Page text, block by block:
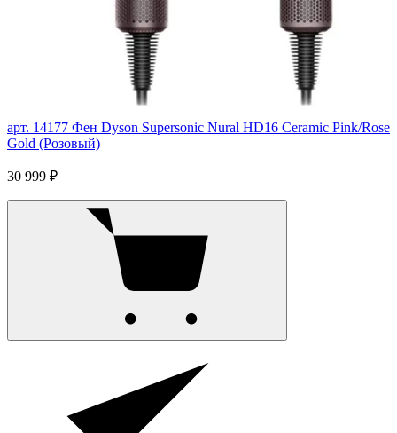
арт. 14177 Фен Dyson Supersonic Nural HD16 Ceramic Pink/Rose
Gold (Розовый)
30 999 ₽